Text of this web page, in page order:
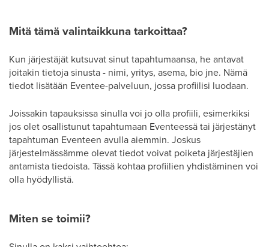
Mitä tämä valintaikkuna tarkoittaa?
Kun järjestäjät kutsuvat sinut tapahtumaansa, he antavat
joitakin tietoja sinusta - nimi, yritys, asema, bio jne. Nämä
tiedot lisätään Eventee-palveluun, jossa profiilisi luodaan.
Joissakin tapauksissa sinulla voi jo olla profiili, esimerkiksi
jos olet osallistunut tapahtumaan Eventeessä tai järjestänyt
tapahtuman Eventeen avulla aiemmin. Joskus
järjestelmässämme olevat tiedot voivat poiketa järjestäjien
antamista tiedoista. Tässä kohtaa profiilien yhdistäminen voi
olla hyödyllistä.
Miten se toimii?